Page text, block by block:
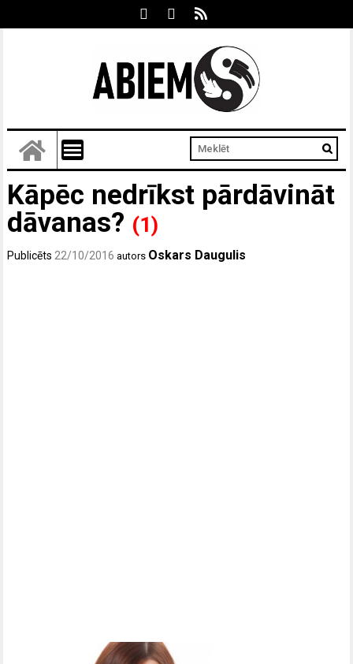
Kāpēc nedrīkst pārdāvināt
dāvanas? (1)
Publicēts 22/10/2016 autors Oskars Daugulis